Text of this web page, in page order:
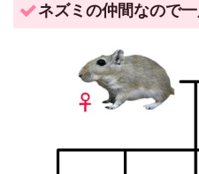
ネズミの仲間なので